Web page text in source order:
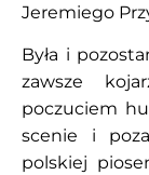
Jeremiego
Była i
zawsze
poczuciem
scenie i
polskiej